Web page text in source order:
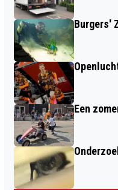
WERK
Burgers'
Een